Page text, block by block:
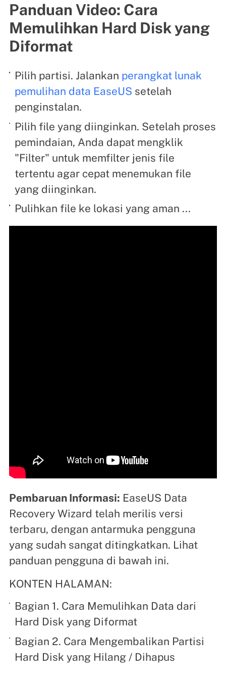
Panduan Video: Cara
Memulihkan Hard Disk yang
Diformat
Pilih partisi. Jalankan perangkat lunak
pemulihan data EaseUS setelah
penginstalan.
Pilih file yang diinginkan. Setelah proses
pemindaian, Anda dapat mengklik
"Filter" untuk memfilter jenis file
tertentu agar cepat menemukan file
yang diinginkan.
Pulihkan file ke lokasi yang aman ...
Pembaruan Informasi: EaseUS Data
Recovery Wizard telah merilis versi
terbaru, dengan antarmuka pengguna
yang sudah sangat ditingkatkan. Lihat
panduan pengguna di bawah ini.
KONTEN HALAMAN:
Bagian 1. Cara Memulihkan Data dari
Hard Disk yang Diformat
Bagian 2. Cara Mengembalikan Partisi
Hard Disk yang Hilang / Dihapus